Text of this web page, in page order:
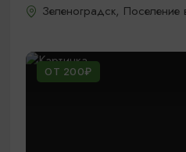
Зеленоградск, Поселение
ОТ 200₽